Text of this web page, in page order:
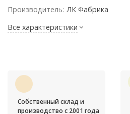
Производитель: ЛК Фабрика
Все характеристики
Собственный склад и
производство с 2001 года